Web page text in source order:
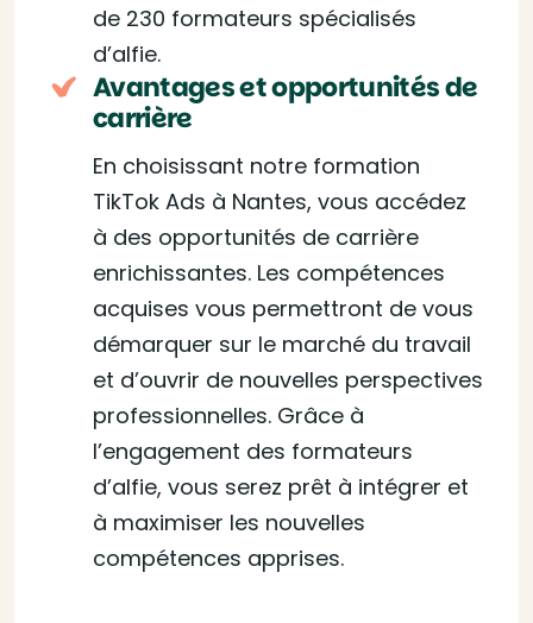
de 230 formateurs spécialisés
d’alfie.
Avantages et opportunités de
carrière
En choisissant notre formation
TikTok Ads à Nantes, vous accédez
à des opportunités de carrière
enrichissantes. Les compétences
acquises vous permettront de vous
démarquer sur le marché du travail
et d’ouvrir de nouvelles perspectives
professionnelles. Grâce à
l’engagement des formateurs
d’alfie, vous serez prêt à intégrer et
à maximiser les nouvelles
compétences apprises.